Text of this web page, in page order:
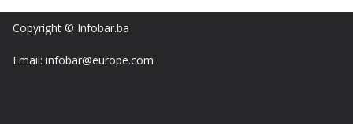
Copyright © Infobar.ba
Email: infobar@europe.com